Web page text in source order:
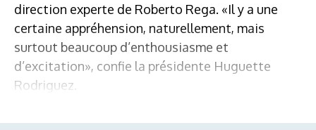
direction experte de Roberto Rega. «Il y a une
certaine appréhension, naturellement, mais
surtout beaucoup d’enthousiasme et
d’excitation», confie la présidente Huguette
Rodriguez.